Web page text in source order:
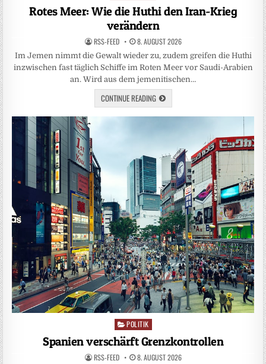
Rotes Meer: Wie die Huthi den Iran-Krieg
verändern
RSS-FEED 8. AUGUST 2026
Im Jemen nimmt die Gewalt wieder zu, zudem greifen die Huthi
inzwischen fast täglich Schiffe im Roten Meer vor Saudi-Arabien
an. Wird aus dem jemenitischen…
CONTINUE READING
Posted
in
POLITIK
Spanien verschärft Grenzkontrollen
RSS-FEED 8. AUGUST 2026